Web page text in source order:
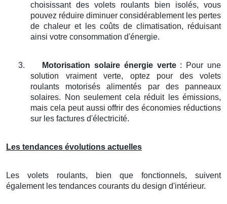
choisissant des volets roulants bien isolés, vous
pouvez réduire diminuer considérablement les pertes
de chaleur et les coûts de climatisation, réduisant
ainsi votre consommation d'énergie.
3. Motorisation solaire énergie verte: Pour une
solution vraiment verte, optez pour des volets
roulants motorisés alimentés par des panneaux
solaires. Non seulement cela réduit les émissions,
mais cela peut aussi offrir des économies réductions
sur les factures d'électricité.
Les tendances évolutions actuelles
Les volets roulants, bien que fonctionnels, suivent
également les tendances courants du design d'intérieur.